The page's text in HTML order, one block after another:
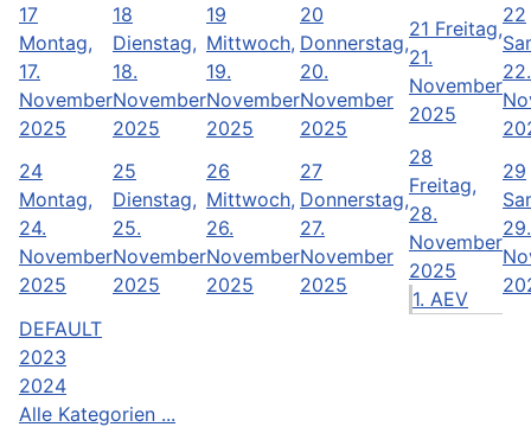
17
Montag,
17.
November
2025
18
Dienstag,
18.
November
2025
19
Mittwoch,
19.
November
2025
20
Donnerstag,
20.
November
2025
21 Freitag,
21.
November
2025
22
22.
24
Montag,
24.
November
2025
25
Dienstag,
25.
November
2025
26
Mittwoch,
26.
November
2025
27
Donnerstag,
27.
November
2025
28
Freitag,
28.
November
2025
1. AEV
29
29.
DEFAULT
2023
2024
Alle Kategorien ...